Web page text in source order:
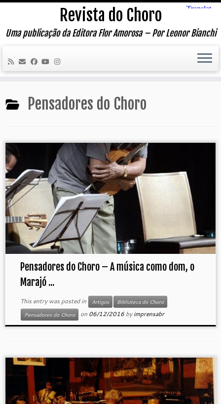
Skip
content
Revista do Choro
Uma publicação da Editora Flor Amorosa – Por Leonor Bianchi
Pensadores do Choro
Pensadores do Choro – A música como dom, o
Marajó ...
This entry was posted in Artigos
Biblioteca do Choro
Pensadores do Choro
on 06/12/2016 byimprensabr